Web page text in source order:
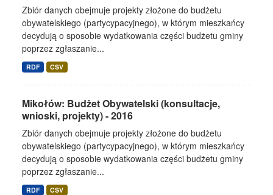
Zbiór danych obejmuje projekty złożone do budżetu
obywatelskiego (partycypacyjnego), w którym mieszkańcy
decydują o sposobie wydatkowania części budżetu gminy
poprzez zgłaszanie...
RDF CSV
Mikołów: Budżet Obywatelski (konsultacje,
wnioski, projekty) - 2016
Zbiór danych obejmuje projekty złożone do budżetu
obywatelskiego (partycypacyjnego), w którym mieszkańcy
decydują o sposobie wydatkowania części budżetu gminy
poprzez zgłaszanie...
RDF CSV